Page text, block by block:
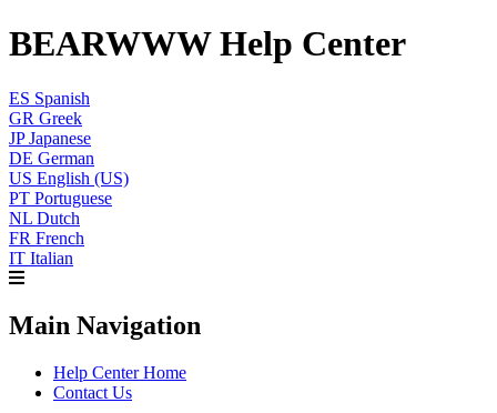
BEARWWW Help Center
ES Spanish
GR Greek
JP Japanese
DE German
US English (US)
PT Portuguese
NL Dutch
FR French
IT Italian
Main Navigation
Help Center Home
Contact Us